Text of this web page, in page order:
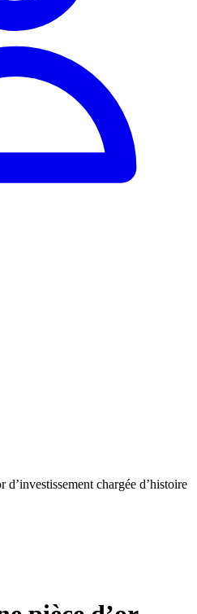
d’investissement chargée d’histoire